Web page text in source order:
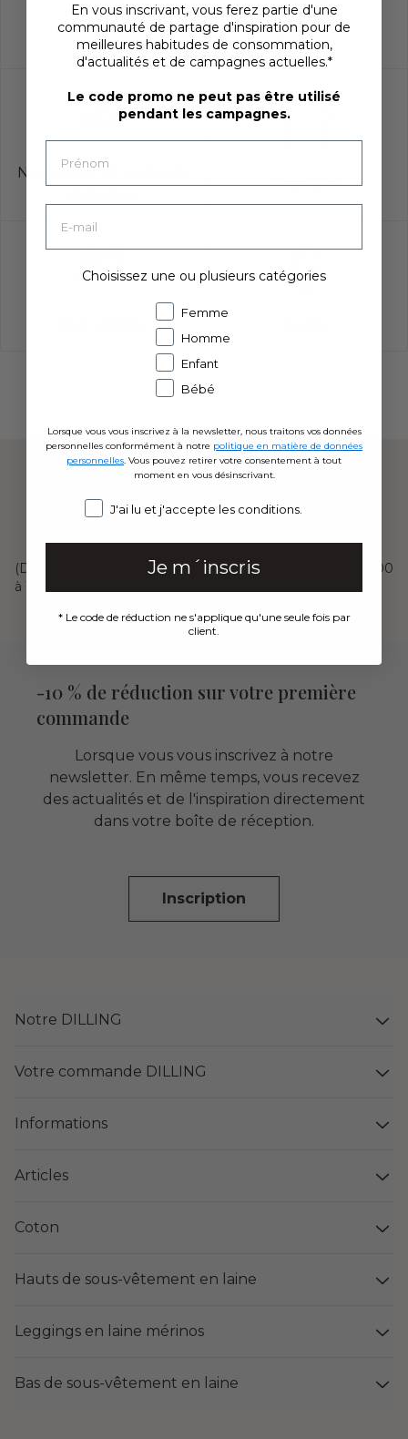
Livraison Retours
Newsletter et codes de
Produits
Vous ne trouvez pas ce que vous cherchez ?
Contactez notre service clientèle
(Du lundi au jeudi de 9h00 à 14h00 et le vendredi de 10h00
à 14h00
Ou par e-mail :serviceclient@dilling.fr
-10 % de réduction sur votre première
commande
Lorsque vous vous inscrivez à notre
newsletter. En même temps, vous recevez
des actualités et de l'inspiration directement
dans votre boîte de réception.
Inscription
Notre DILLING
Votre commande DILLING
Informations
Articles
Coton
Hauts de sous-vêtement en laine
Leggings en laine mérinos
Bas de sous-vêtement en laine
En vous inscrivant, vous ferez partie d'une
communauté de partage d'inspiration pour de
meilleures habitudes de consommation,
d'actualités et de campagnes actuelles.*
Le code promo ne peut pas être utilisé
pendant les campagnes.
Choisissez une ou plusieurs catégories
Femme
Homme
Enfant
Bébé
Lorsque vous vous inscrivez à la newsletter, nous traitons vos données
personnelles conformément à notre politique en matière de données
personnelles . Vous pouvez retirer votre consentement à tout
moment en vous désinscrivant.
Consent
J'ai lu et j'accepte les conditions.
Je m´inscris
* Le code de réduction ne s'applique qu'une seule fois par
client.